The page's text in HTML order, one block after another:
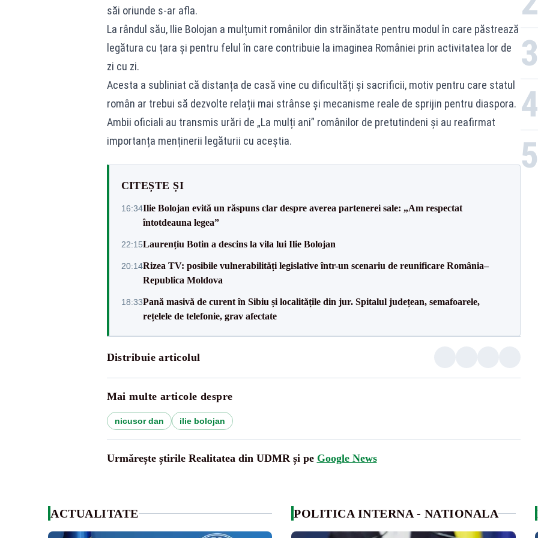
săi oriunde s-ar afla.
La rândul său, Ilie Bolojan a mulțumit românilor din străinătate pentru modul în care păstrează
legătura cu țara și pentru felul în care contribuie la imaginea României prin activitatea lor de
zi cu zi.
Acesta a subliniat că distanța de casă vine cu dificultăți și sacrificii, motiv pentru care statul
român ar trebui să dezvolte relații mai strânse și mecanisme reale de sprijin pentru diaspora.
Ambii oficiali au transmis urări de „La mulți ani” românilor de pretutindeni și au reafirmat
importanța menținerii legăturii cu aceștia.
CITEȘTE ȘI
16:34Ilie Bolojan evită un răspuns clar despre averea partenerei sale: „Am respectat
întotdeauna legea”
22:15Laurențiu Botin a descins la vila lui Ilie Bolojan
20:14Rizea TV: posibile vulnerabilități legislative într-un scenariu de reunificare România–
Republica Moldova
18:33Pană masivă de curent în Sibiu și localitățile din jur. Spitalul județean, semafoarele,
rețelele de telefonie, grav afectate
Distribuie articolul
Mai multe articole despre
nicusor dan ilie bolojan
Urmărește știrile Realitatea din UDMR și pe Google News
3
4
5
ACTUALITATE POLITICA INTERNA - NATIONALA